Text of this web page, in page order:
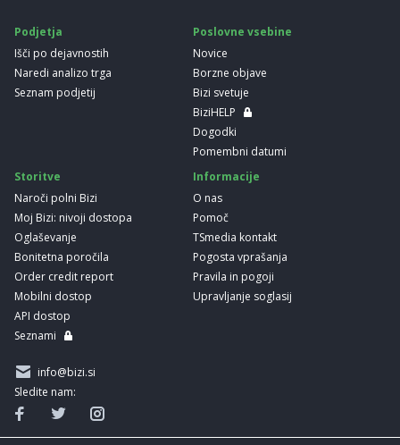
Podjetja
Išči po dejavnostih
Naredi analizo trga
Seznam podjetij
Poslovne vsebine
Novice
Borzne objave
Bizi svetuje
BiziHELP
Dogodki
Pomembni datumi
Storitve
Naroči polni Bizi
Moj Bizi: nivoji dostopa
Oglaševanje
Bonitetna poročila
Order credit report
Mobilni dostop
API dostop
Seznami
Informacije
O nas
Pomoč
TSmedia kontakt
Pogosta vprašanja
Pravila in pogoji
Upravljanje soglasij
info@bizi.si
Sledite nam: